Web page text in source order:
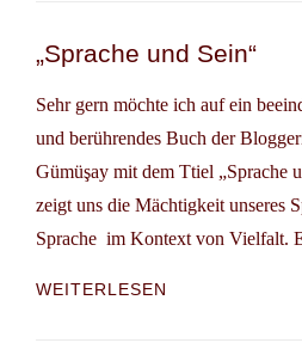
„Sprache und Sein“
Sehr gern möchte ich auf ein
und berührendes Buch der
Gümüşay mit dem Ttiel „Sprache
zeigt uns die Mächtigkeit unseres
Sprache im Kontext von Vielfalt.
WEITERLESEN